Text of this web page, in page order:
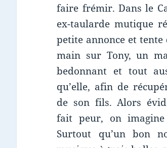
faire frémir. Dans le
ex-taularde mutique
petite annonce et
main sur Tony, un
bedonnant et tout
qu’elle, afin de
de son fils. Alors
fait peur, on
Surtout qu’un bon